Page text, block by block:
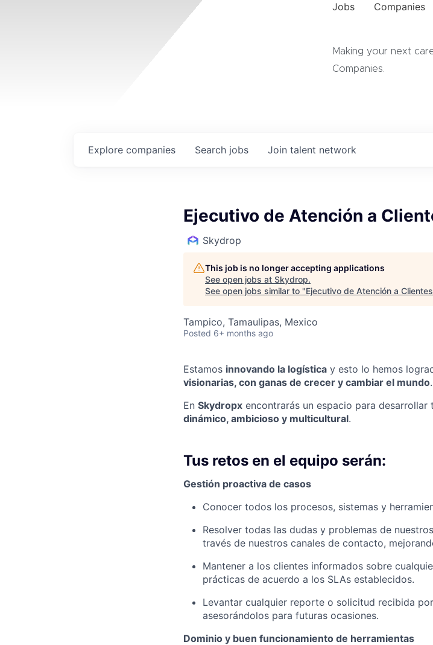
Jobs Companies
Making your next
Companies.
Search jobs
Explore companies Join talent network
Ejecutivo de Atención a
Skydrop
This job is no longer accepting applications
See open jobs at Skydrop.
See open jobs similar to "Ejecutivo de Atención a
Tampico, Tamaulipas, Mexico
Posted 6+ months ago
Estamos innovando la logística y esto lo hemos
visionarias, con ganas de crecer y cambiar el mundo.
En Skydropx encontrarás un espacio para
dinámico, ambicioso y multicultural.
Tus retos en el equipo serán:
Gestión proactiva de casos
Conocer todos los procesos, sistemas y
Resolver todas las dudas y problemas de
través de nuestros canales de contacto,
Mantener a los clientes informados sobre
prácticas de acuerdo a los SLAs establecidos.
Levantar cualquier reporte o solicitud recibida
asesorándolos para futuras ocasiones.
Dominio y buen funcionamiento de herramientas